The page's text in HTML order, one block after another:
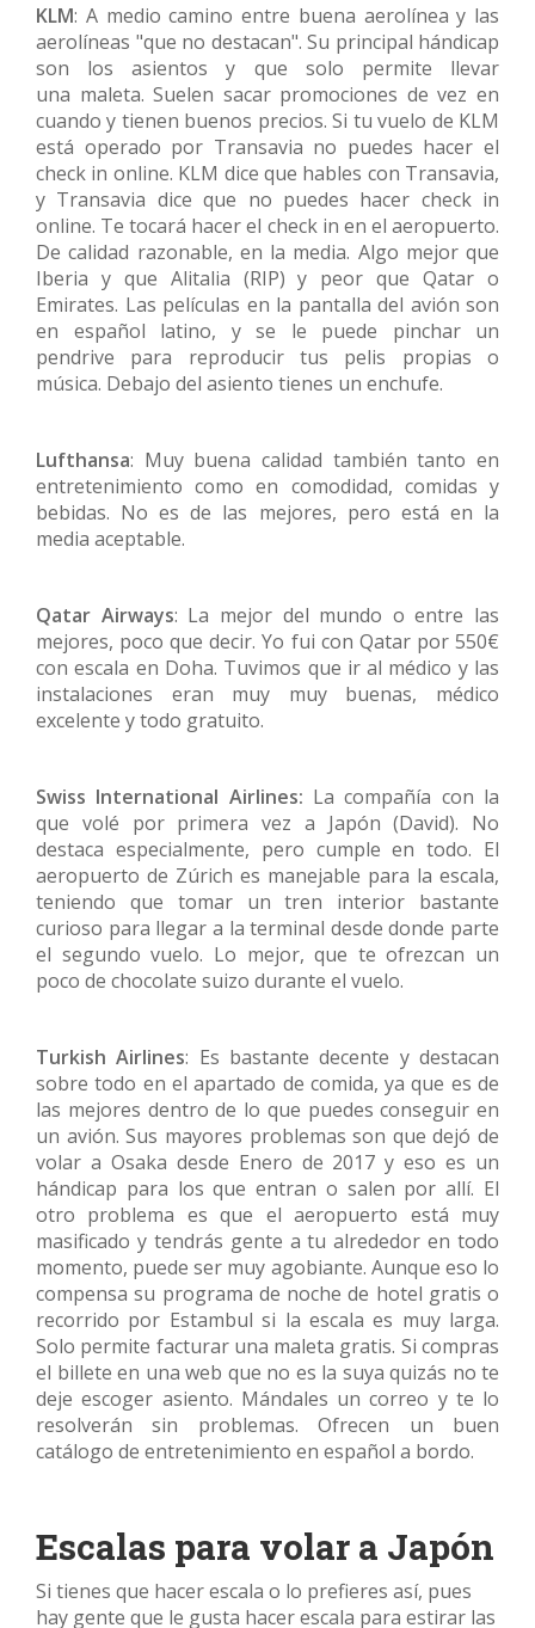
KLM: A medio camino entre buena aerolínea y las
aerolíneas "que no destacan". Su principal hándicap
son los asientos y que solo permite llevar
una maleta. Suelen sacar promociones de vez en
cuando y tienen buenos precios. Si tu vuelo de KLM
está operado por Transavia no puedes hacer el
check in online. KLM dice que hables con Transavia,
y Transavia dice que no puedes hacer check in
online. Te tocará hacer el check in en el aeropuerto.
De calidad razonable, en la media. Algo mejor que
Iberia y que Alitalia (RIP) y peor que Qatar o
Emirates. Las películas en la pantalla del avión son
en español latino, y se le puede pinchar un
pendrive para reproducir tus pelis propias o
música. Debajo del asiento tienes un enchufe.
Lufthansa: Muy buena calidad también tanto en
entretenimiento como en comodidad, comidas y
bebidas. No es de las mejores, pero está en la
media aceptable.
Qatar Airways: La mejor del mundo o entre las
mejores, poco que decir. Yo fui con Qatar por 550€
con escala en Doha. Tuvimos que ir al médico y las
instalaciones eran muy muy buenas, médico
excelente y todo gratuito.
Swiss International Airlines: La compañía con la
que volé por primera vez a Japón (David). No
destaca especialmente, pero cumple en todo. El
aeropuerto de Zúrich es manejable para la escala,
teniendo que tomar un tren interior bastante
curioso para llegar a la terminal desde donde parte
el segundo vuelo. Lo mejor, que te ofrezcan un
poco de chocolate suizo durante el vuelo.
Turkish Airlines: Es bastante decente y destacan
sobre todo en el apartado de comida, ya que es de
las mejores dentro de lo que puedes conseguir en
un avión. Sus mayores problemas son que dejó de
volar a Osaka desde Enero de 2017 y eso es un
hándicap para los que entran o salen por allí. El
otro problema es que el aeropuerto está muy
masificado y tendrás gente a tu alrededor en todo
momento, puede ser muy agobiante. Aunque eso lo
compensa su programa de noche de hotel gratis o
recorrido por Estambul si la escala es muy larga.
Solo permite facturar una maleta gratis. Si compras
el billete en una web que no es la suya quizás no te
deje escoger asiento. Mándales un correo y te lo
resolverán sin problemas. Ofrecen un buen
catálogo de entretenimiento en español a bordo.
Escalas para volar a Japón
Si tienes que hacer escala o lo prefieres así, pues
hay gente que le gusta hacer escala para estirar las